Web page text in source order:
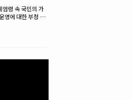
령 속 국민의 가
영에 대한 부정 평